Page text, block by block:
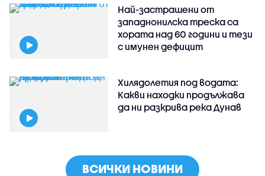
Най-застрашени от
западнонилска треска са
хората над 60 години и тези
с имунен дефицит
Хилядолетия под водата:
Какви находки продължава
да ни разкрива река Дунав
ВСИЧКИ НОВИНИ